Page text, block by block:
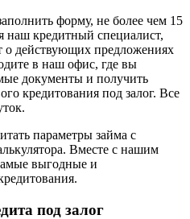
форму, не более чем 15
наш кредитный специалист,
о действующих предложениях
в наш офис, где вы
документы и получить
кредитования под залог. Все
параметры займа с
Вместе с нашим
выгодные и
под залог